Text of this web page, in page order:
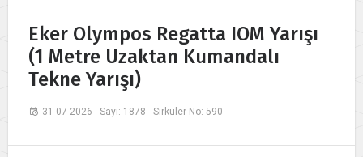
Eker Olympos Regatta IOM Yarışı
(1 Metre Uzaktan Kumandalı
Tekne Yarışı)
31-07-2026 - Sayı: 1878 - Sirküler No: 590